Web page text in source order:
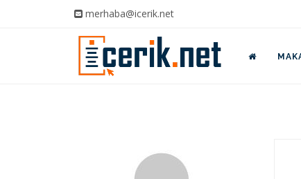
merhaba@icerik.net